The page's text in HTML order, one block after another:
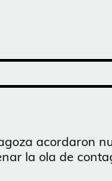
acordaron
la ola de